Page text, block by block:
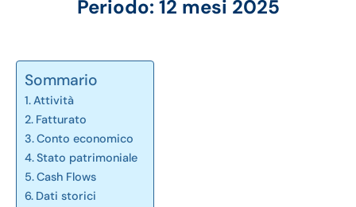
Periodo: 12 mesi 2025
Sommario
Attività
Fatturato
Conto economico
Stato patrimoniale
Cash Flows
Dati storici